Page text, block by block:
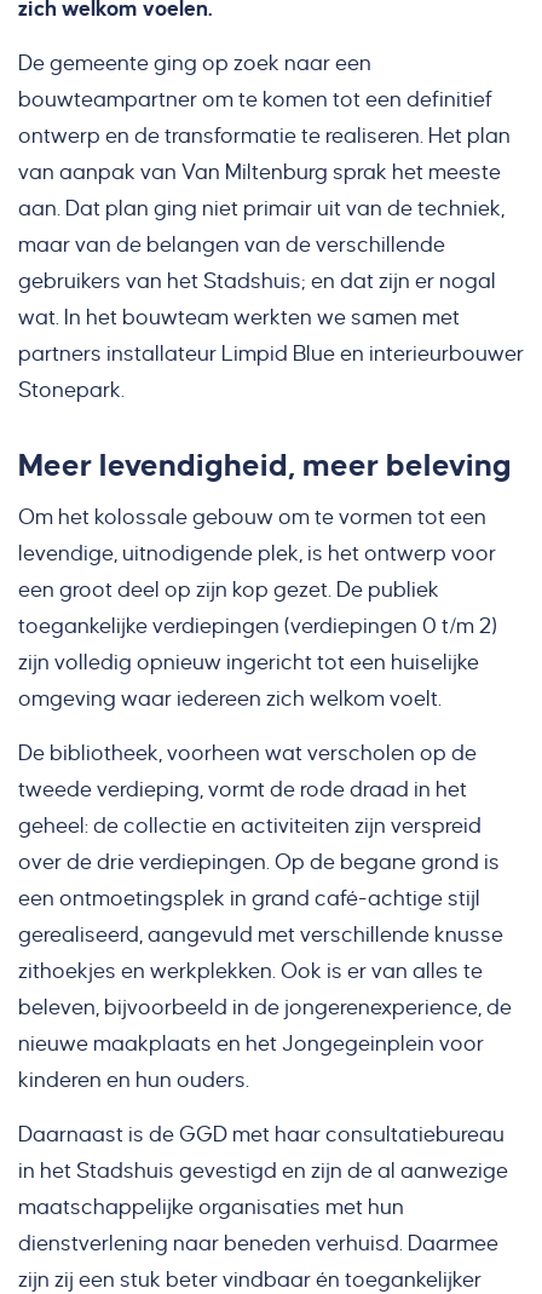
zich welkom voelen.
De gemeente ging op zoek naar een
bouwteampartner om te komen tot een definitief
ontwerp en de transformatie te realiseren. Het plan
van aanpak van Van Miltenburg sprak het meeste
aan. Dat plan ging niet primair uit van de techniek,
maar van de belangen van de verschillende
gebruikers van het Stadshuis; en dat zijn er nogal
wat. In het bouwteam werkten we samen met
partners installateur Limpid Blue en interieurbouwer
Stonepark.
Meer levendigheid, meer beleving
Om het kolossale gebouw om te vormen tot een
levendige, uitnodigende plek, is het ontwerp voor
een groot deel op zijn kop gezet. De publiek
toegankelijke verdiepingen (verdiepingen 0 t/m 2)
zijn volledig opnieuw ingericht tot een huiselijke
omgeving waar iedereen zich welkom voelt.
De bibliotheek, voorheen wat verscholen op de
tweede verdieping, vormt de rode draad in het
geheel: de collectie en activiteiten zijn verspreid
over de drie verdiepingen. Op de begane grond is
een ontmoetingsplek in grand café-achtige stijl
gerealiseerd, aangevuld met verschillende knusse
zithoekjes en werkplekken. Ook is er van alles te
beleven, bijvoorbeeld in de jongerenexperience, de
nieuwe maakplaats en het Jongegeinplein voor
kinderen en hun ouders.
Daarnaast is de GGD met haar consultatiebureau
in het Stadshuis gevestigd en zijn de al aanwezige
maatschappelijke organisaties met hun
dienstverlening naar beneden verhuisd. Daarmee
zijn zij een stuk beter vindbaar én toegankelijker